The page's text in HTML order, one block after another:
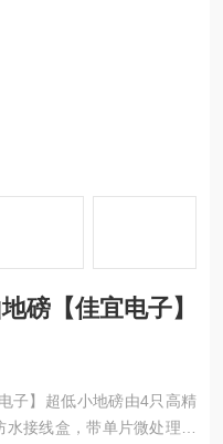
磅【佳宜电子】
子】超低小地磅由4只高精
接线盒，带单片微处理器